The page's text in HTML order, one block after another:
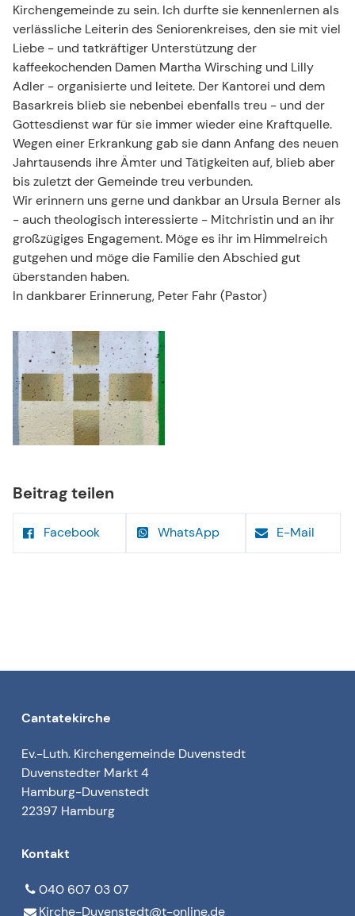
Kirchengemeinde zu sein. Ich durfte sie kennenlernen als
verlässliche Leiterin des Seniorenkreises, den sie mit viel
Liebe - und tatkräftiger Unterstützung der
kaffeekochenden Damen Martha Wirsching und Lilly
Adler - organisierte und leitete. Der Kantorei und dem
Basarkreis blieb sie nebenbei ebenfalls treu - und der
Gottesdienst war für sie immer wieder eine Kraftquelle.
Wegen einer Erkrankung gab sie dann Anfang des neuen
Jahrtausends ihre Ämter und Tätigkeiten auf, blieb aber
bis zuletzt der Gemeinde treu verbunden.
Wir erinnern uns gerne und dankbar an Ursula Berner als
- auch theologisch interessierte - Mitchristin und an ihr
großzügiges Engagement. Möge es ihr im Himmelreich
gutgehen und möge die Familie den Abschied gut
überstanden haben.
In dankbarer Erinnerung, Peter Fahr (Pastor)
Beitrag teilen
Facebook WhatsApp E-Mail
Cantatekirche
Ev.-Luth. Kirchengemeinde Duvenstedt
Duvenstedter Markt 4
Hamburg-Duvenstedt
22397 Hamburg
Kontakt
040 607 03 07
Kirche-Duvenstedt@​t-online.​de